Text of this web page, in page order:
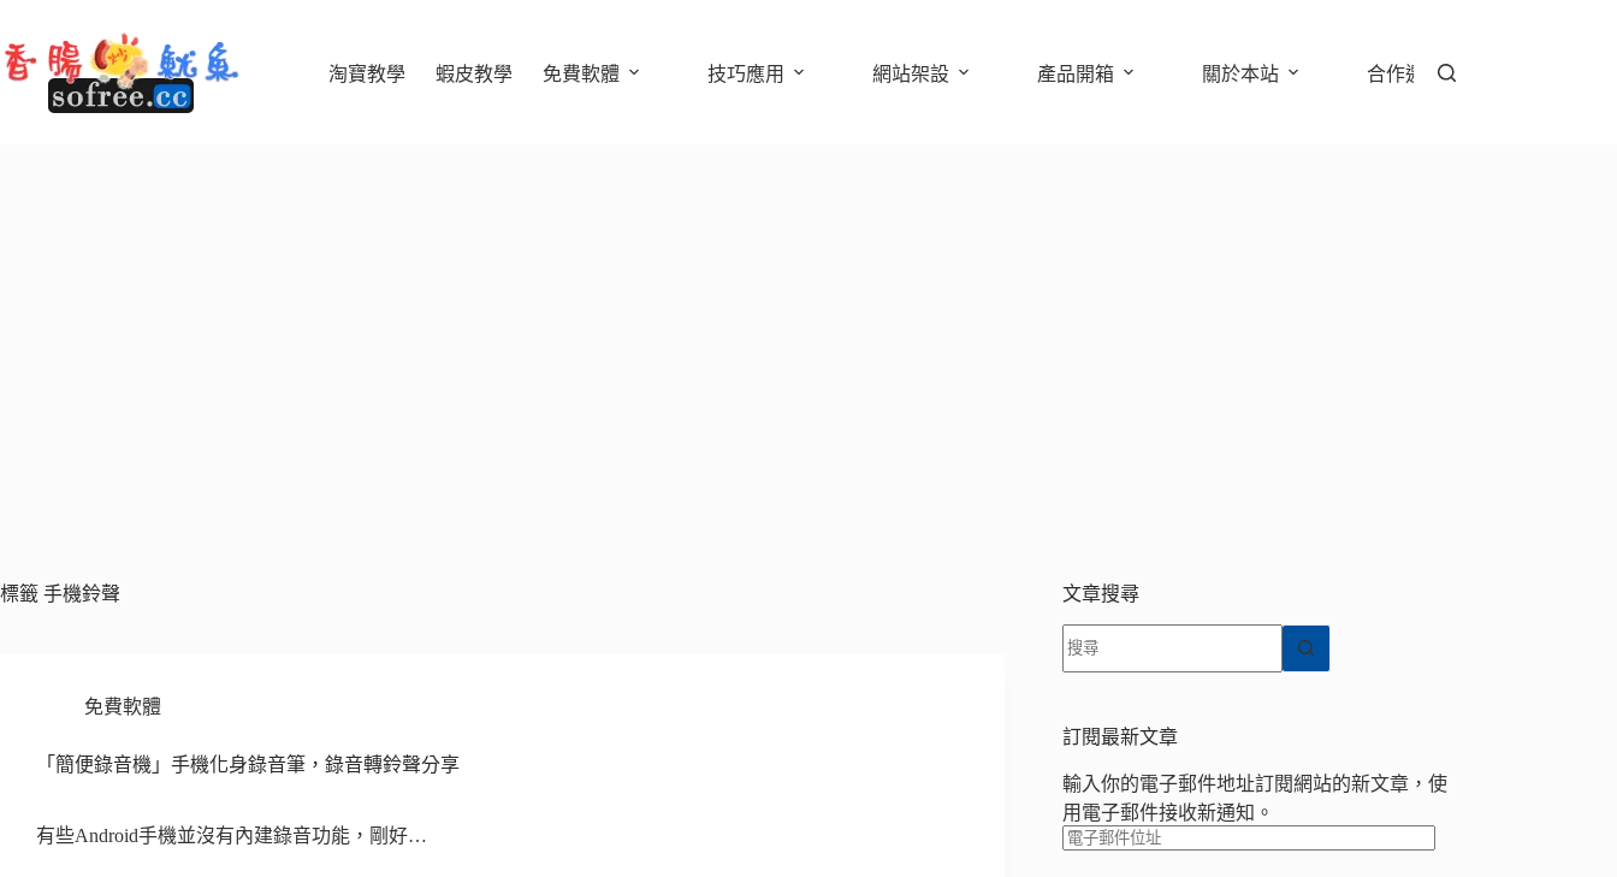
至
主
淘寶教學 蝦皮教學 免費軟體 技巧應用 網站架設 產品開箱 關於本站 合作邀約
標籤 手機鈴聲
免費軟體
「簡便錄音機」手機化身錄音筆，錄音轉鈴聲分享
有些Android手機並沒有內建錄音功能，剛好…
文章搜尋
找
不
符
條
件
的
訂閱最新文章
輸入你的電子郵件地址訂閱網站的新文章，使
用電子郵件接收新通知。
電